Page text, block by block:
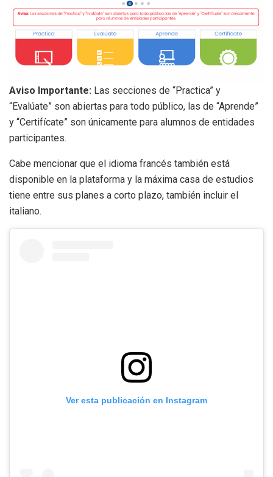
Aviso Importante: Las secciones de “Practica” y
“Evalúate” son abiertas para todo público, las de “Aprende”
y “Certifícate” son únicamente para alumnos de entidades
participantes.
Cabe mencionar que el idioma francés también está
disponible en la plataforma y la máxima casa de estudios
tiene entre sus planes a corto plazo, también incluir el
italiano.
Ver esta publicación en Instagram